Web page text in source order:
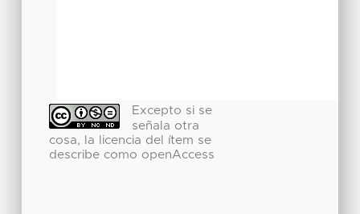
Excepto si se
señala otra
cosa, la licencia del ítem se
describe como openAccess